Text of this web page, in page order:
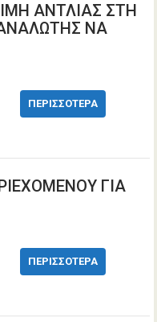
ΑΝΤΛΙΑΣ ΣΤΗ
ΝΑ
ΠΕΡΙΣΣΌΤΕΡΑ
ΓΙΑ
ΠΕΡΙΣΣΌΤΕΡΑ